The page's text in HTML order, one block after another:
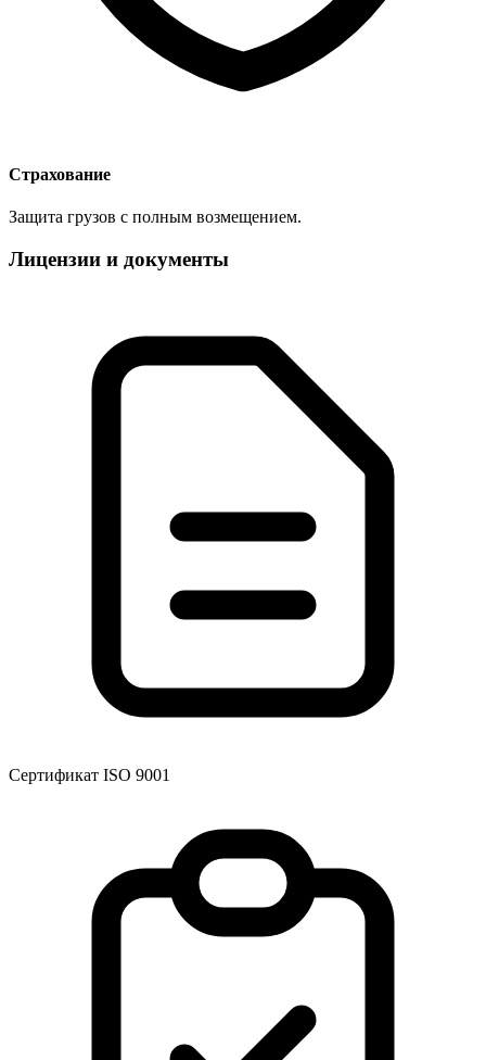
Страхование
Защита грузов с полным возмещением.
Лицензии и документы
Сертификат ISO 9001